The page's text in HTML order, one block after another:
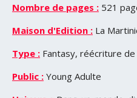
Nombre de pages : 521
Maison d'Edition : La
Type : Fantasy, réécriture
Public : Young Adulte